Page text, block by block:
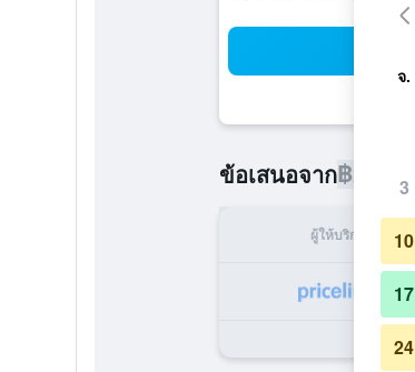
ข้อเสนอจาก฿2,304
ผู้ให้บริการ
จ.
3
10
17
24